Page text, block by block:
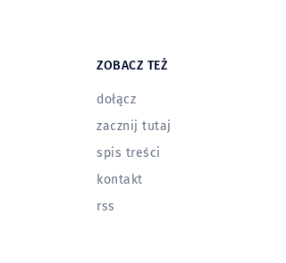
ZOBACZ TEŻ
dołącz
zacznij tutaj
spis treści
kontakt
rss